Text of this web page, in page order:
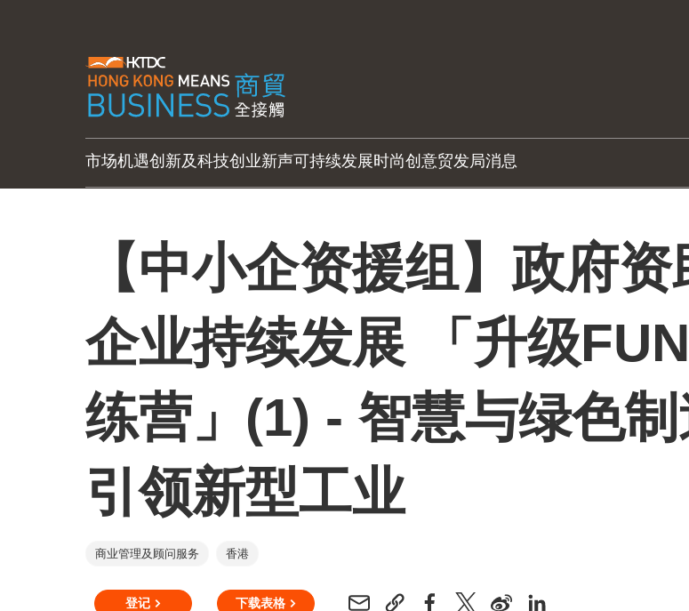
市场机遇创新及科技创业新声可持续发展时尚创意贸发局消息
【中小企资援组】政府资
企业持续发展 「升级
练营」(1) - 智慧与绿色
引领新型工业
商业管理及顾问服务 香港
登记 下载表格